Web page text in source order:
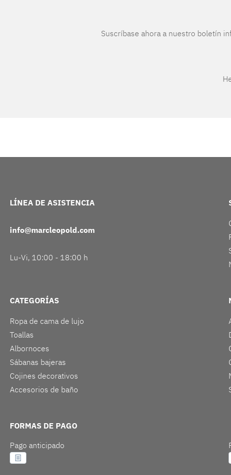
Suscríbase ahora a nuestro boletín
LÍNEA DE ASISTENCIA
info@marcleopold.com
Lu-Vi, 10:00 - 18:00 h
CATEGORÍAS
Ropa de cama de lujo
Toallas
Albornoces
Sábanas bajeras
Cojines decorativos
Accesorios de baño
FORMAS DE PAGO
Pago anticipado